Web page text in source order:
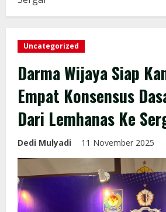
Uncategorized
Darma Wijaya Siap
Empat Konsensus
Dari Lemhanas Ke
Dedi Mulyadi 11 November 2025